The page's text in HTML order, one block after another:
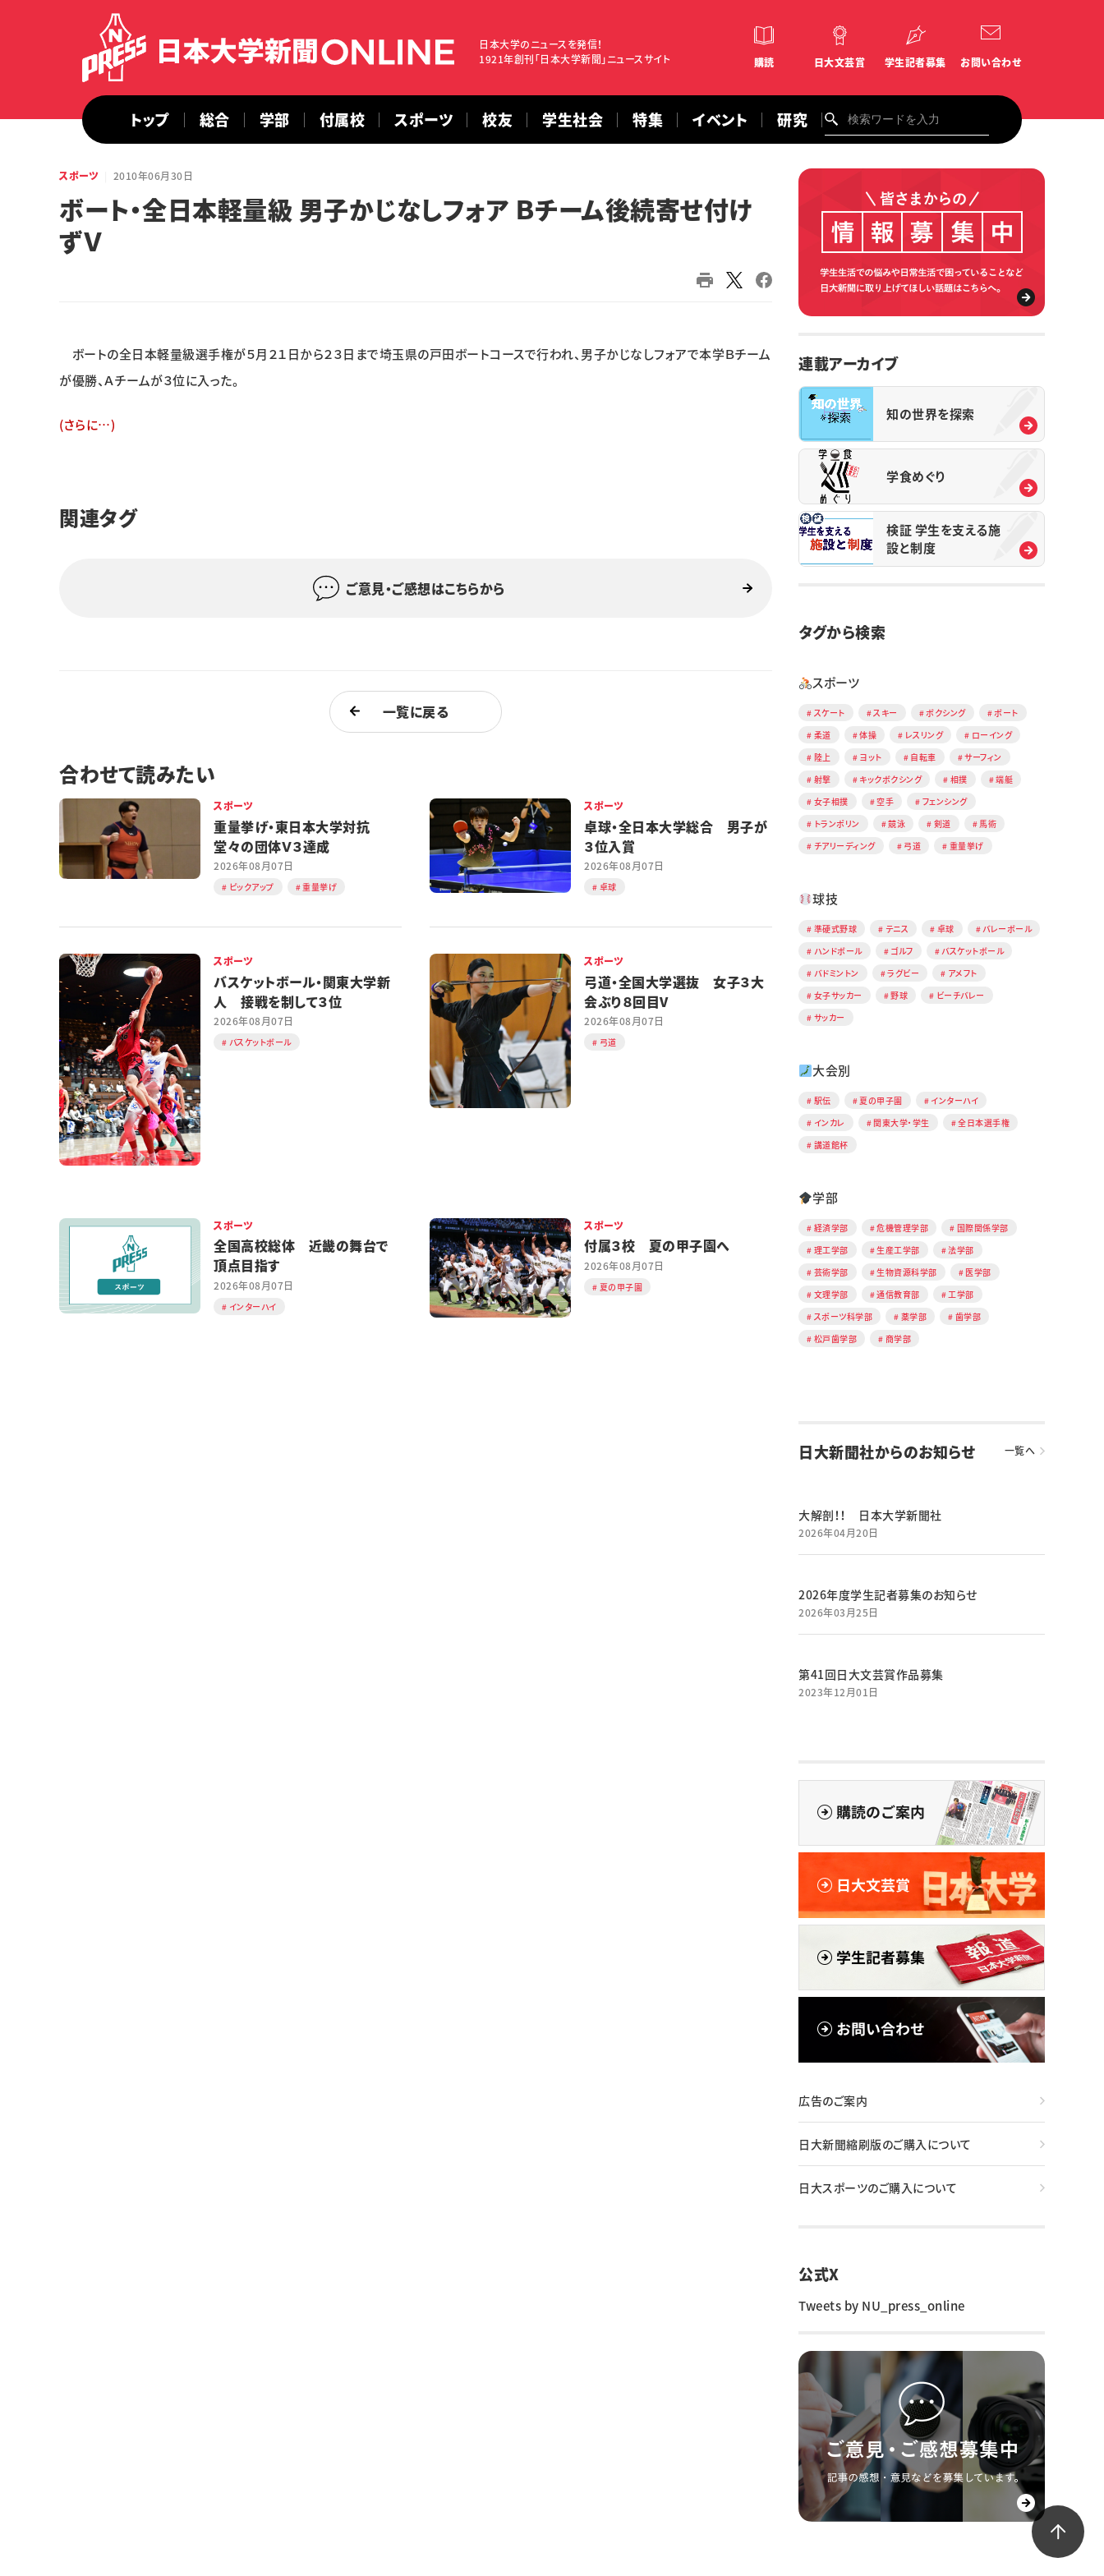
日本大学のニュースを発信！
1921年創刊「日本大学新聞」ニュースサイト
購読 日大文芸賞 学生記者募集 お問い合わせ
トップ 総合 学部 付属校 スポーツ 校友 学生社会 特集 イベント 研究
スポーツ 2010年06月30日
ボート・全日本軽量級 男子かじなしフォア Ｂチーム後続寄せ付け
ずＶ
ボートの全日本軽量級選手権が５月２１日から２３日まで埼玉県の戸田ボートコースで行われ、男子かじなしフォアで本学Ｂチーム
が優勝、Ａチームが３位に入った。
(さらに…)
関連タグ
ご意見・ご感想はこちらから
一覧に戻る
合わせて読みたい
スポーツ
重量挙げ・東日本大学対抗
堂々の団体Ｖ３達成
2026年08月07日
ピックアップ 重量挙げ
スポーツ
卓球・全日本大学総合 男子が
３位入賞
2026年08月07日
卓球
スポーツ
バスケットボール・関東大学新
人 接戦を制して３位
2026年08月07日
バスケットボール
スポーツ
弓道・全国大学選抜 女子３大
会ぶり８回目V
2026年08月07日
弓道
スポーツ
全国高校総体 近畿の舞台で
頂点目指す
2026年08月07日
インターハイ
スポーツ
付属３校 夏の甲子園へ
2026年08月07日
夏の甲子園
連載アーカイブ
知の世界を探索
学食めぐり
検証 学生を支える施
設と制度
タグから検索
スポーツ
スケート スキー ボクシング
ボート
柔道
体操 レスリング
ローイング
陸上
ヨット 自転車
サーフィン
射撃
キックボクシング 相撲
端艇
女子相撲
空手
フェンシング
トランポリン
競泳 剣道
馬術
チアリーディング
弓道 重量挙げ
球技
準硬式野球 テニス 卓球
バレーボール
ハンドボール
ゴルフ
バスケットボール
バドミントン
ラグビー
アメフト
女子サッカー
野球
ビーチバレー
サッカー
大会別
駅伝 夏の甲子園
インターハイ
インカレ
関東大学・学生
全日本選手権
講道館杯
学部
経済学部 危機管理学部
国際関係学部
理工学部
生産工学部
法学部
芸術学部
生物資源科学部
医学部
文理学部
通信教育部
工学部
スポーツ科学部
薬学部
歯学部
松戸歯学部
商学部
日大新聞社からのお知らせ 一覧へ
大解剖！！ 日本大学新聞社
2026年04月20日
2026年度学生記者募集のお知らせ
2026年03月25日
第41回日大文芸賞作品募集
2023年12月01日
広告のご案内
日大新聞縮刷版のご購入について
日大スポーツのご購入について
公式X
Tweets by NU_press_online